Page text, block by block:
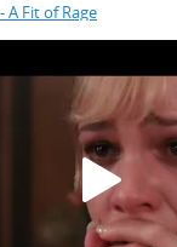
A Fit of Rage